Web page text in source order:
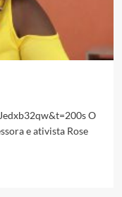
O
e ativista Rose